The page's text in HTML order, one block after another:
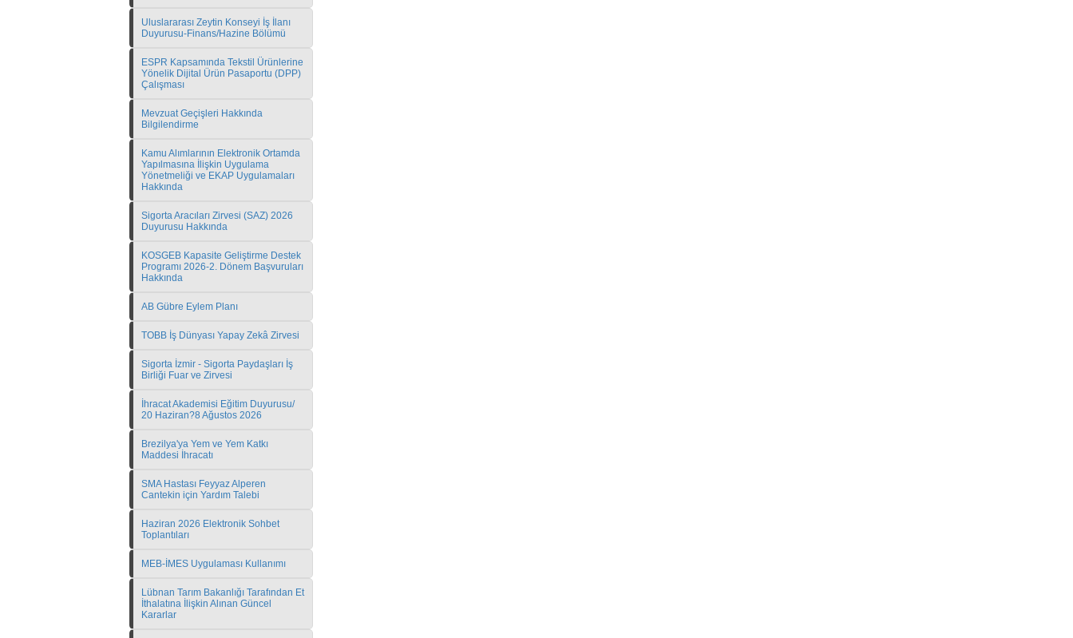
Uluslararası Zeytin Konseyi İş İlanı
Duyurusu-Finans/Hazine Bölümü
ESPR Kapsamında Tekstil Ürünlerine
Yönelik Dijital Ürün Pasaportu (DPP)
Çalışması
Mevzuat Geçişleri Hakkında
Bilgilendirme
Kamu Alımlarının Elektronik Ortamda
Yapılmasına İlişkin Uygulama
Yönetmeliği ve EKAP Uygulamaları
Hakkında
Sigorta Aracıları Zirvesi (SAZ) 2026
Duyurusu Hakkında
KOSGEB Kapasite Geliştirme Destek
Programı 2026-2. Dönem Başvuruları
Hakkında
AB Gübre Eylem Planı
TOBB İş Dünyası Yapay Zekâ Zirvesi
Sigorta İzmir - Sigorta Paydaşları İş
Birliği Fuar ve Zirvesi
İhracat Akademisi Eğitim Duyurusu/
20 Haziran?8 Ağustos 2026
Brezilya'ya Yem ve Yem Katkı
Maddesi İhracatı
SMA Hastası Feyyaz Alperen
Cantekin için Yardım Talebi
Haziran 2026 Elektronik Sohbet
Toplantıları
MEB-İMES Uygulaması Kullanımı
Lübnan Tarım Bakanlığı Tarafından Et
İthalatına İlişkin Alınan Güncel
Kararlar